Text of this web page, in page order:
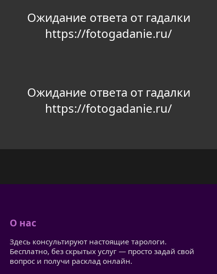
Ожидание ответа от гадалки
https://fotogadanie.ru/
Ожидание ответа от гадалки
https://fotogadanie.ru/
О нас
Здесь консультируют настоящие тарологи.
Бесплатно, без скрытых услуг — просто задай свой
вопрос и получи расклад онлайн.